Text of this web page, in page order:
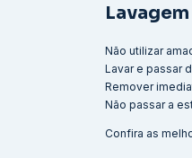
Não utilizar
Lavar e passar
Remover
Não passar a
Confira as